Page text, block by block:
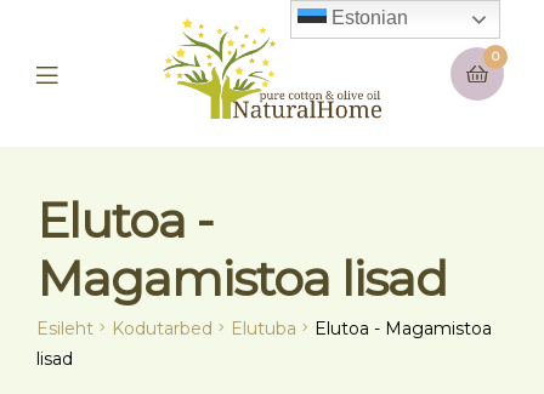
0
Elutoa -
Magamistoa lisad
Esileht Kodutarbed Elutuba
Elutoa - Magamistoa
lisad
Estonian